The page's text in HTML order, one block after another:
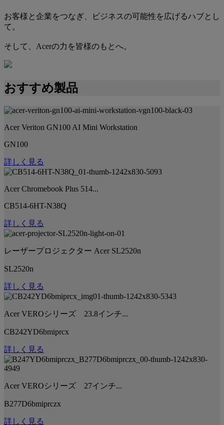
お客様と企業をつなぎ、ビジネスの可能性を広げるハブとし
て。
そして、Acerの力を皆様のもとへ。
おすすめ製品
Acer Veriton GN100 AI Mini Workstation
GN100
詳しく見る
Acer Chromebook Plus 514...
CB514-6HT-N38Q
詳しく見る
レーザープロジェクター Acer SL2520n
SL2520n
詳しく見る
Acer VEROシリーズ 23.8インチ...
CB242YD6bmiprcx
詳しく見る
Acer VEROシリーズ 27インチ...
B277D6bmiprczx
詳しく見る